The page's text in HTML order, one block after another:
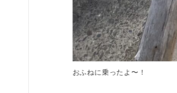
おふねに乗ったよ〜！